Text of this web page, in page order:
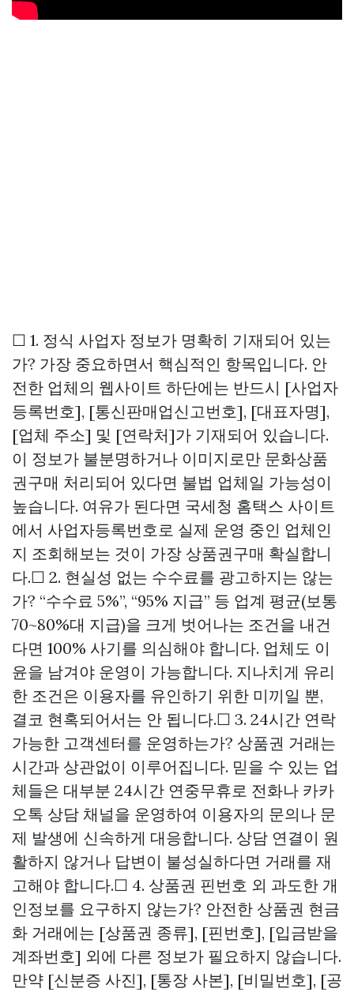
☐ 1. 정식 사업자 정보가 명확히 기재되어 있는
가? 가장 중요하면서 핵심적인 항목입니다. 안
전한 업체의 웹사이트 하단에는 반드시 [사업자
등록번호], [통신판매업신고번호], [대표자명],
[업체 주소] 및 [연락처]가 기재되어 있습니다.
이 정보가 불분명하거나 이미지로만 문화상품
권구매 처리되어 있다면 불법 업체일 가능성이
높습니다. 여유가 된다면 국세청 홈택스 사이트
에서 사업자등록번호로 실제 운영 중인 업체인
지 조회해보는 것이 가장 상품권구매 확실합니
다.☐ 2. 현실성 없는 수수료를 광고하지는 않는
가? “수수료 5%”, “95% 지급” 등 업계 평균(보통
70~80%대 지급)을 크게 벗어나는 조건을 내건
다면 100% 사기를 의심해야 합니다. 업체도 이
윤을 남겨야 운영이 가능합니다. 지나치게 유리
한 조건은 이용자를 유인하기 위한 미끼일 뿐,
결코 현혹되어서는 안 됩니다.☐ 3. 24시간 연락
가능한 고객센터를 운영하는가? 상품권 거래는
시간과 상관없이 이루어집니다. 믿을 수 있는 업
체들은 대부분 24시간 연중무휴로 전화나 카카
오톡 상담 채널을 운영하여 이용자의 문의나 문
제 발생에 신속하게 대응합니다. 상담 연결이 원
활하지 않거나 답변이 불성실하다면 거래를 재
고해야 합니다.☐ 4. 상품권 핀번호 외 과도한 개
인정보를 요구하지 않는가? 안전한 상품권 현금
화 거래에는 [상품권 종류], [핀번호], [입금받을
계좌번호] 외에 다른 정보가 필요하지 않습니다.
만약 [신분증 사진], [통장 사본], [비밀번호], [공